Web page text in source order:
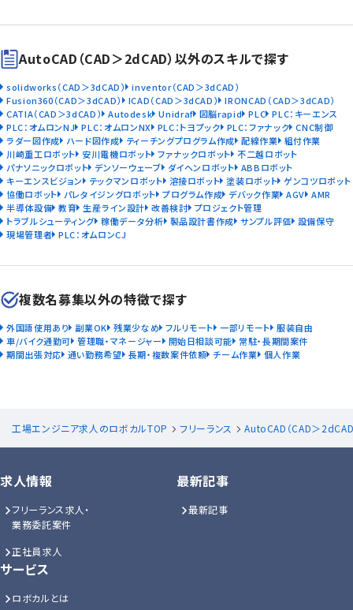
AutoCAD（CAD＞2dCAD）以外のスキルで探す
solidworks（CAD＞3dCAD） inventor（CAD＞3dCAD）
Fusion360（CAD＞3dCAD）
ICAD（CAD＞3dCAD） IRONCAD（CAD＞3dCAD）
CATIA（CAD＞3dCAD） Autodesk Unidraf 図脳rapid PLC PLC：キーエンス
PLC：オムロンNJ PLC：オムロンNX PLC：トヨプック PLC：ファナック CNC制御
ラダー図作成
ハード図作成 ティーチングプログラム作成 配線作業 組付作業
川崎重工ロボット 安川電機ロボット ファナックロボット 不二越ロボット
パナソニックロボット デンソーウェーブ ダイヘンロボット ABBロボット
キーエンスビジョン
テックマンロボット 溶接ロボット 塗装ロボット ゲンコツロボット
協働ロボット
パレタイジングロボット プログラム作成 デバック作業 AGV AMR
半導体設備 教育 生産ライン設計 改善検討 プロジェクト管理
トラブルシューティング 稼働データ分析 製品設計書作成 サンプル評価 設備保守
現場管理者 PLC：オムロンCJ
複数名募集以外の特徴で探す
外国語使用あり 副業OK 残業少なめ フルリモート 一部リモート 服装自由
車/バイク通勤可 管理職・マネージャー 開始日相談可能 常駐・長期間案件
期間出張対応 通い勤務希望 長期・複数案件依頼 チーム作業 個人作業
工場エンジニア求人のロボカルTOP フリーランス AutoCAD（CAD＞
求人情報
フリーランス求人・
業務委託案件
正社員求人
最新記事
最新記事
サービス
ロボカルとは